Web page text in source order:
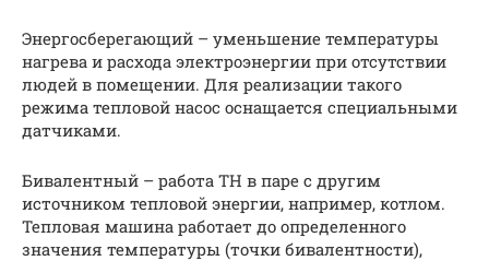
Энергосберегающий – уменьшение температуры
нагрева и расхода электроэнергии при отсутствии
людей в помещении. Для реализации такого
режима тепловой насос оснащается специальными
датчиками.
Бивалентный – работа ТН в паре с другим
источником тепловой энергии, например, котлом.
Тепловая машина работает до определенного
значения температуры (точки бивалентности),